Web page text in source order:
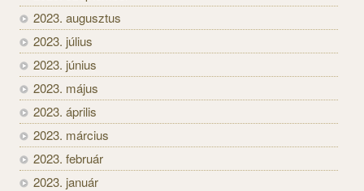
2023. augusztus
2023. július
2023. június
2023. május
2023. április
2023. március
2023. február
2023. január